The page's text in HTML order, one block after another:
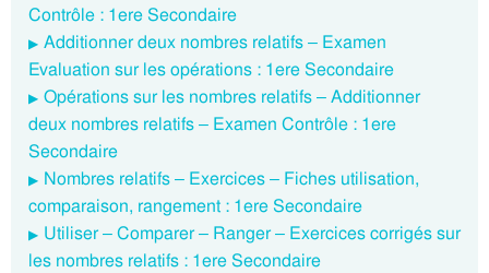
Contrôle : 1ere Secondaire
Additionner deux nombres relatifs – Examen
Evaluation sur les opérations : 1ere Secondaire
Opérations sur les nombres relatifs – Additionner
deux nombres relatifs – Examen Contrôle : 1ere
Secondaire
Nombres relatifs – Exercices – Fiches utilisation,
comparaison, rangement : 1ere Secondaire
Utiliser – Comparer – Ranger – Exercices corrigés sur
les nombres relatifs : 1ere Secondaire